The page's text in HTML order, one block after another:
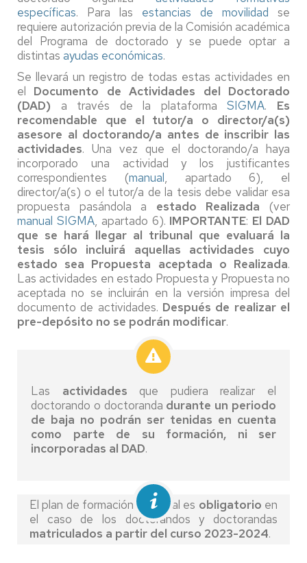
específicas. Para las estancias de movilidad se
requiere autorización previa de la Comisión académica
del Programa de doctorado y se puede optar a
distintas ayudas económicas.
Se llevará un registro de todas estas actividades en
el Documento de Actividades del Doctorado
(DAD) a través de la plataformaSIGMA. Es
recomendable que el tutor/a o director/a(s)
asesore al doctorando/a antes de inscribir las
actividades. Una vez que el doctorando/a haya
incorporado una actividad y los justificantes
correspondientes (manual, apartado 6), el
director/a(s) o el tutor/a de la tesis debe validar esa
propuesta pasándola a estado Realizada (ver
manual SIGMA, apartado 6). IMPORTANTE: El DAD
que se hará llegar al tribunal que evaluará la
tesis sólo incluirá aquellas actividades cuyo
estado sea Propuesta aceptada o Realizada.
Las actividades en estado Propuesta y Propuesta no
aceptada no se incluirán en la versión impresa del
documento de actividades. Después de realizar el
pre-depósito no se podrán modificar.
Las actividades que pudiera realizar el
doctorando o doctoranda durante un periodo
de baja no podrán ser tenidas en cuenta
como parte de su formación, ni ser
incorporadas al DAD.
El plan de formación personal es obligatorio en
el caso de los doctorandos y doctorandas
matriculados a partir del curso 2023-2024.